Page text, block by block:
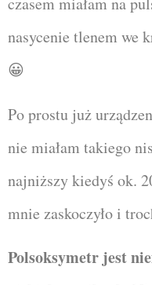
nasycenie tlenem we
😀
Po prostu już
nie miałam takiego
najniższy kiedyś ok.
mnie zaskoczyło i
Polsoksymetr jest